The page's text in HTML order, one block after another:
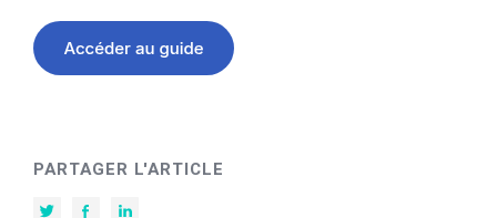
PARTAGER L'ARTICLE